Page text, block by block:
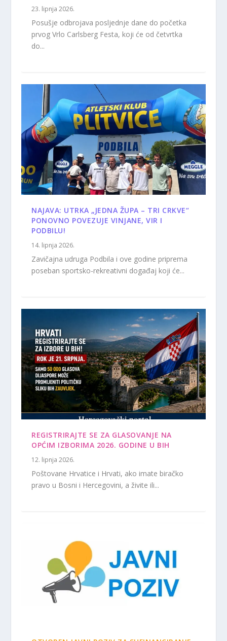
23. lipnja 2026.
Posušje odbrojava posljednje dane do početka
prvog Vrlo Carlsberg Festa, koji će od četvrtka
do...
NAJAVA: UTRKA „JEDNA ŽUPA – TRI CRKVE“
PONOVNO POVEZUJE VINJANE, VIR I
PODBILU!
14. lipnja 2026.
Zavičajna udruga Podbila i ove godine priprema
poseban sportsko-rekreativni događaj koji će...
REGISTRIRAJTE SE ZA GLASOVANJE NA
OPĆIM IZBORIMA 2026. GODINE U BIH
12. lipnja 2026.
Poštovane Hrvatice i Hrvati, ako imate biračko
pravo u Bosni i Hercegovini, a živite ili...